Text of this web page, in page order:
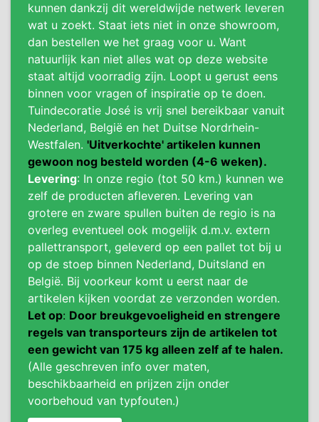
kunnen dankzij dit wereldwijde netwerk leveren
wat u zoekt. Staat iets niet in onze showroom,
dan bestellen we het graag voor u. Want
natuurlijk kan niet alles wat op deze website
staat altijd voorradig zijn. Loopt u gerust eens
binnen voor vragen of inspiratie op te doen.
Tuindecoratie José is vrij snel bereikbaar vanuit
Nederland, België en het Duitse Nordrhein-
Westfalen. 'Uitverkochte' artikelen kunnen
gewoon nog besteld worden (4-6 weken).
Levering: In onze regio (tot 50 km.) kunnen we
zelf de producten afleveren. Levering van
grotere en zware spullen buiten de regio is na
overleg eventueel ook mogelijk d.m.v. extern
pallettransport, geleverd op een pallet tot bij u
op de stoep binnen Nederland, Duitsland en
België. Bij voorkeur komt u eerst naar de
artikelen kijken voordat ze verzonden worden.
Let op: Door breukgevoeligheid en strengere
regels van transporteurs zijn de artikelen tot
een gewicht van 175 kg alleen zelf af te halen.
(Alle geschreven info over maten,
beschikbaarheid en prijzen zijn onder
voorbehoud van typfouten.)